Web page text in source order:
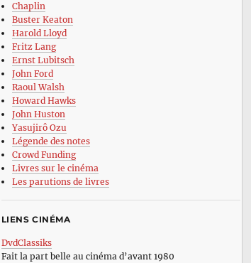
Chaplin
Buster Keaton
Harold Lloyd
Fritz Lang
Ernst Lubitsch
John Ford
Raoul Walsh
Howard Hawks
John Huston
Yasujirô Ozu
Légende des notes
Crowd Funding
Livres sur le cinéma
Les parutions de livres
LIENS CINÉMA
DvdClassiks
Fait la part belle au cinéma d’avant 1980